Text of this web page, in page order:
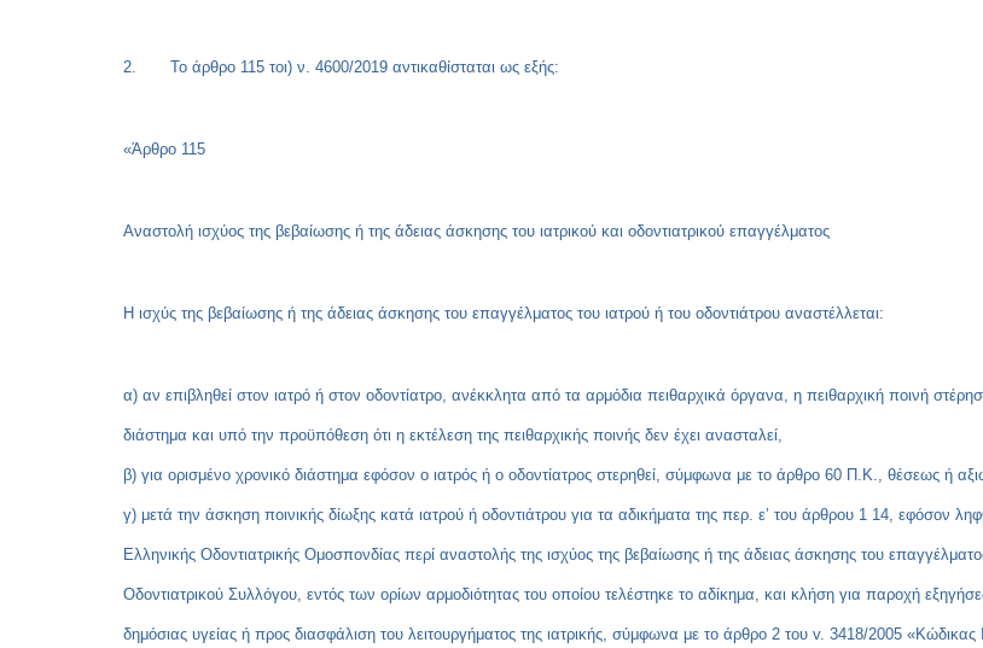
2. Το άρθρο 115 τοι) ν. 4600/2019 αντικαθίσταται ως εξής:
«Άρθρο 115
Αναστολή ισχύος της βεβαίωσης ή της άδειας άσκησης του ιατρικού και οδοντιατρικού επαγγέλματος
Η ισχύς της βεβαίωσης ή της άδειας άσκησης του επαγγέλματος του ιατρού ή του οδοντιάτρου αναστέλλεται:
α) αν επιβληθεί στον ιατρό ή στον οδοντίατρο, ανέκκλητα από τα αρμόδια πειθαρχικά όργανα, η πειθαρχική ποινή
διάστημα και υπό την προϋπόθεση ότι η εκτέλεση της πειθαρχικής ποινής δεν έχει ανασταλεί,
β) για ορισμένο χρονικό διάστημα εφόσον ο ιατρός ή ο οδοντίατρος στερηθεί, σύμφωνα με το άρθρο 60 Π.Κ., θέσεως ή
γ) μετά την άσκηση ποινικής δίωξης κατά ιατρού ή οδοντιάτρου για τα αδικήματα της περ. ε’ του άρθρου 1 14, εφόσον
Ελληνικής Οδοντιατρικής Ομοσπονδίας περί αναστολής της ισχύος της βεβαίωσης ή της άδειας άσκησης του
Οδοντιατρικού Συλλόγου, εντός των ορίων αρμοδιότητας του οποίου τελέστηκε το αδίκημα, και κλήση για παροχή
δημόσιας υγείας ή προς διασφάλιση του λειτουργήματος της ιατρικής, σύμφωνα με το άρθρο 2 του v. 3418/2005